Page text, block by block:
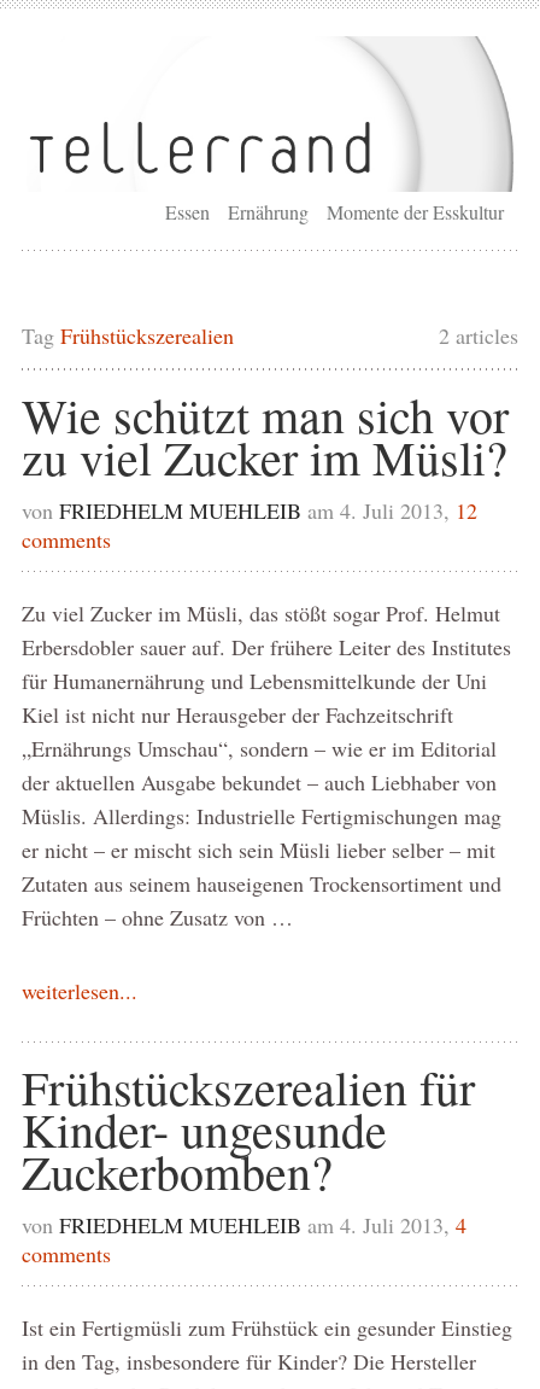
Essen Ernährung Momente der Esskultur
2 articles
Tag Frühstückszerealien
Wie schützt man sich vor
zu viel Zucker im Müsli?
von FRIEDHELM MUEHLEIB am 4. Juli 2013, 12
comments
Zu viel Zucker im Müsli, das stößt sogar Prof. Helmut
Erbersdobler sauer auf. Der frühere Leiter des Institutes
für Humanernährung und Lebensmittelkunde der Uni
Kiel ist nicht nur Herausgeber der Fachzeitschrift
„Ernährungs Umschau“, sondern – wie er im Editorial
der aktuellen Ausgabe bekundet – auch Liebhaber von
Müslis. Allerdings: Industrielle Fertigmischungen mag
er nicht – er mischt sich sein Müsli lieber selber – mit
Zutaten aus seinem hauseigenen Trockensortiment und
Früchten – ohne Zusatz von …
weiterlesen...
Frühstückszerealien für
Kinder- ungesunde
Zuckerbomben?
von FRIEDHELM MUEHLEIB am 4. Juli 2013, 4
comments
Ist ein Fertigmüsli zum Frühstück ein gesunder Einstieg
in den Tag, insbesondere für Kinder? Die Hersteller